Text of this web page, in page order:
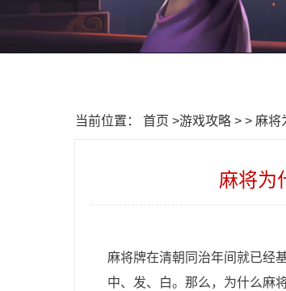
当前位置： 首页 >游戏攻略 > > 麻将
麻将为
麻将牌在清朝同治年间就已经
中、发、白。那么，为什么麻